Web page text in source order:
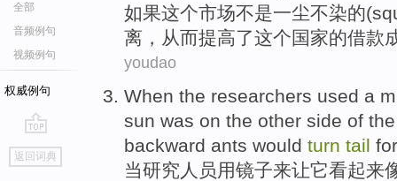
全部
音频例句
视频例句
权威例句
go
top
返回词典
如果这个市场不是一尘不染的(
离， 从而提高了这个国家的借款
youdao
When the researchers used a
sun was on the other side of the
backward ants would turn tail
当研究 人员 用镜子来让它看起来